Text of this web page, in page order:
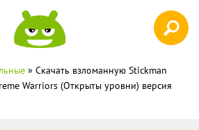
» Скачать взломанную Stickman
Warriors (Открыты уровни) версия